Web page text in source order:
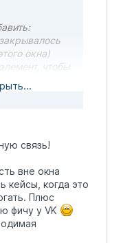
окна)
чтобы
связь!
вне окна
кейсы, когда это
Плюс
фичу у VK